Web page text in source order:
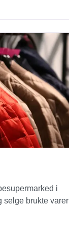
i
selge brukte varer